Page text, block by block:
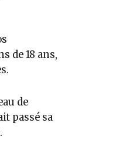
de 18 ans,
de
passé sa